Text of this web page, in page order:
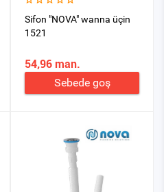
Sifon "NOVA" wanna üçin
1521
54,96 man.
Sebede goş